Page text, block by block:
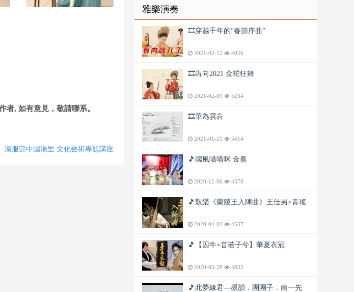
, 如有意見，敬請聯系。
漢服節中國湯里 文化藝術專題講座
雅樂演奏
🎞️穿越千年的“春節序曲”
2021-02-12 4056
🎞️犇向2021 金蛇狂舞
2021-02-09 5234
🎞️華為雲犇
2021-01-21 5414
🎵國風喵喵咪 金奏
2020-12-06 4578
🎵鼓樂《蘭陵王入陣曲》王佳男×青瑤
2020-04-02 4537
🎵【囚牛×音若子兮】華夏衣冠
2020-03-28 4833
🎵此夢緣君—墨韻．團團子．南一先